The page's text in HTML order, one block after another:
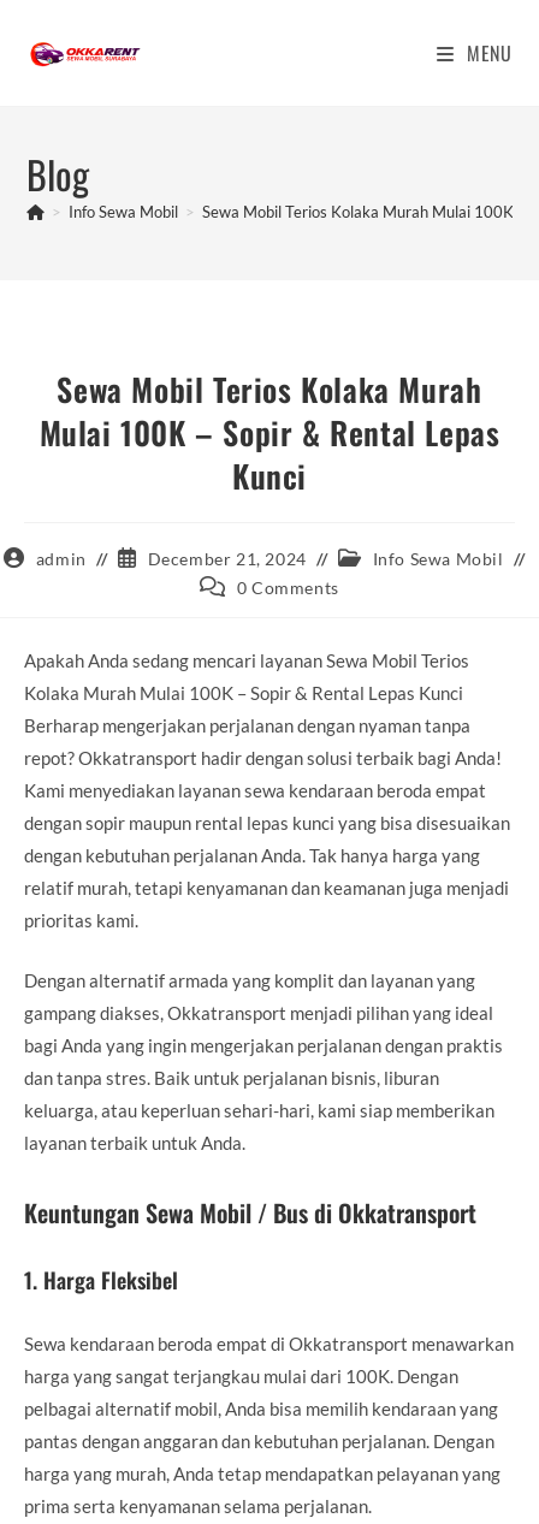
content
MENU
Blog
> Info Sewa Mobil > Sewa Mobil Terios Kolaka Murah Mulai 100K –
Sewa Mobil Terios Kolaka Murah
Mulai 100K – Sopir & Rental Lepas
Kunci
Postadmin
Post
published:
December 21, 2024
Post Info Sewa Mobil
Post 0 Comments
Apakah Anda sedang mencari layanan Sewa Mobil Terios
Kolaka Murah Mulai 100K – Sopir & Rental Lepas Kunci
Berharap mengerjakan perjalanan dengan nyaman tanpa
repot? Okkatransport hadir dengan solusi terbaik bagi Anda!
Kami menyediakan layanan sewa kendaraan beroda empat
dengan sopir maupun rental lepas kunci yang bisa disesuaikan
dengan kebutuhan perjalanan Anda. Tak hanya harga yang
relatif murah, tetapi kenyamanan dan keamanan juga menjadi
prioritas kami.
Dengan alternatif armada yang komplit dan layanan yang
gampang diakses, Okkatransport menjadi pilihan yang ideal
bagi Anda yang ingin mengerjakan perjalanan dengan praktis
dan tanpa stres. Baik untuk perjalanan bisnis, liburan
keluarga, atau keperluan sehari-hari, kami siap memberikan
layanan terbaik untuk Anda.
Keuntungan Sewa Mobil / Bus di Okkatransport
1. Harga Fleksibel
Sewa kendaraan beroda empat di Okkatransport menawarkan
harga yang sangat terjangkau mulai dari 100K. Dengan
pelbagai alternatif mobil, Anda bisa memilih kendaraan yang
pantas dengan anggaran dan kebutuhan perjalanan. Dengan
harga yang murah, Anda tetap mendapatkan pelayanan yang
prima serta kenyamanan selama perjalanan.